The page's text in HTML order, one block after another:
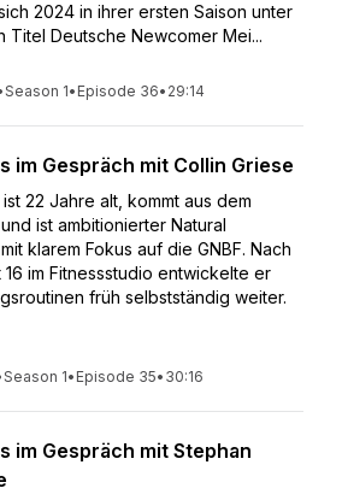
2024 in ihrer ersten Saison unter
Titel Deutsche Newcomer Mei...
Season 1• Episode 36• 29:14
im Gespräch mit Collin Griese
22 Jahre alt, kommt aus dem
ist ambitionierter Natural
klarem Fokus auf die GNBF. Nach
16 im Fitnessstudio entwickelte er
früh selbstständig weiter.
Season 1• Episode 35• 30:16
im Gespräch mit Stephan